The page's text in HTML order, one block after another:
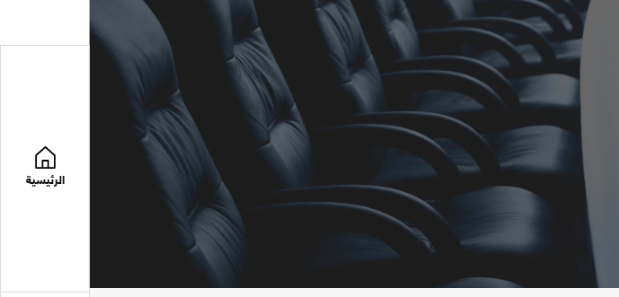
الرئيسية